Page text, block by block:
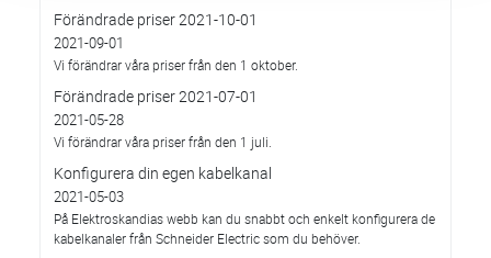
Förändrade priser 2021-10-01
2021-09-01
Vi förändrar våra priser från den 1 oktober.
Förändrade priser 2021-07-01
2021-05-28
Vi förändrar våra priser från den 1 juli.
Konfigurera din egen kabelkanal
2021-05-03
På Elektroskandias webb kan du snabbt och enkelt konfigurera de
kabelkanaler från Schneider Electric som du behöver.